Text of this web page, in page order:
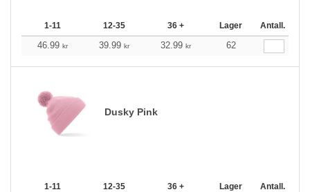
1-11 12-35 36 + Lager Antall.
46.99 kr 39.99 kr 32.99 kr 62
Dusky Pink
1-11 12-35 36 + Lager Antall.